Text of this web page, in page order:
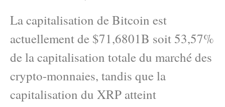
La capitalisation de Bitcoin est
actuellement de $71,6801B soit 53,57%
de la capitalisation totale du marché des
crypto-monnaies, tandis que la
capitalisation du XRP atteint